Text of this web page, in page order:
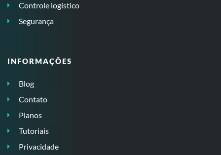
Controle logístico
Segurança
INFORMAÇÕES
Blog
Contato
Planos
Tutoriais
Privacidade